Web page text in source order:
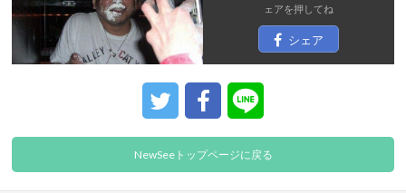
ェアを押してね
シェア
NewSeeトップページに戻る